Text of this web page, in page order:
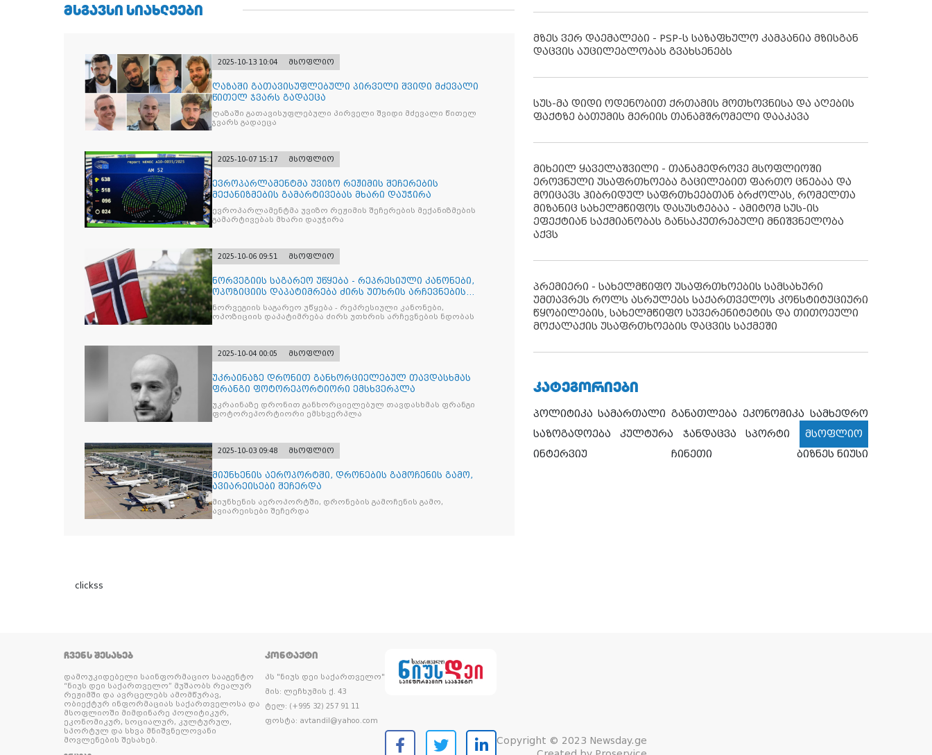
ᲛᲡᲒᲐᲕᲡᲘ ᲡᲘᲐᲮᲚᲔᲔᲑᲘ
2025-10-13 10:04 მსოფლიო
ღაზაში გათავისუფლებული პირველი შვიდი მძევალი
წითელ ჯვარს გადაეცა
ღაზაში გათავისუფლებული პირველი შვიდი მძევალი წითელ
ჯვარს გადაეცა
2025-10-07 15:17 მსოფლიო
ევროპარლამენტმა უვიზო რეჟიმის შეჩერების
მექანიზმების გამარტივებას მხარი დაუჭირა
ევროპარლამენტმა უვიზო რეჟიმის შეჩერების მექანიზმების
გამარტივებას მხარი დაუჭირა
2025-10-06 09:51 მსოფლიო
ნორვეგიის საგარეო უწყება - რეპრესიული კანონები,
ოპოზიციის დაპატიმრება ძირს უთხრის არჩევნების
ნდობას
ნორვეგიის საგარეო უწყება - რეპრესიული კანონები,
ოპოზიციის დაპატიმრება ძირს უთხრის არჩევნების ნდობას
2025-10-04 00:05 მსოფლიო
უკრაინაზე დრონით განხორციელებულ თავდასხმას
ფრანგი ფოტორეპორტიორი ემსხვერპლა
უკრაინაზე დრონით განხორციელებულ თავდასხმას ფრანგი
ფოტორეპორტიორი ემსხვერპლა
2025-10-03 09:48 მსოფლიო
მიუნხენის აეროპორტში, დრონების გამოჩენის გამო,
ავიარეისები შეჩერდა
მიუნხენის აეროპორტში, დრონების გამოჩენის გამო,
ავიარეისები შეჩერდა
clickss
მზეს ვერ დაემალები - PSP-ს საზაფხულო კამპანია მზისგან
დაცვის აუცილებლობას გვახსენებს
სუს-მა დიდი ოდენობით ქრთამის მოთხოვნისა და აღების
ფაქტზე ბათუმის მერიის თანამშრომელი დააკავა
მიხეილ ყაველაშვილი - თანამედროვე მსოფლიოში
ეროვნული უსაფრთხოება გაცილებით ფართო ცნებაა და
მოიცავს ჰიბრიდულ საფრთხეებთან ბრძოლას, რომელთა
მიზანიც სახელმწიფოს დასუსტებაა - ამიტომ სუს-ის
ეფექტიან საქმიანობას განსაკუთრებული მნიშვნელობა
აქვს
პრემიერი - სახელმწიფო უსაფრთხოების სამსახური
უმთავრეს როლს ასრულებს საქართველოს კონსტიტუციური
წყობილების, სახელმწიფო სუვერენიტეტის და თითოეული
მოქალაქის უსაფრთხოების დაცვის საქმეში
ᲙᲐᲢᲔᲒᲝᲠᲘᲔᲑᲘ
პოლიტიკა სამართალი განათლება ეკონომიკა სამხედრო
საზოგადოება
კულტურა ჯანდაცვა სპორტი
მსოფლიო
ინტერვიუ
ჩინეთი ბიზნეს ნიუსი
ᲩᲕᲔᲜᲡ ᲨᲔᲡᲐᲮᲔᲑ
დამოუკიდებელი საინფორმაციო სააგენტო
“ნიუს დეი საქართველო” მუშაობს რეალურ
რეჟიმში და ავრცელებს ამომწურავ,
ობიექტურ ინფორმაციას საქართველოსა და
მსოფლიოში მიმდინარე პოლიტიკურ,
ეკონომიკურ, სოციალურ, კულტურულ,
სპორტულ და სხვა მნიშვნელოვანი
მოვლენების შესახებ.
ᲙᲝᲜᲢᲐᲥᲢᲘ
პს "ნიუს დეი საქართველო"
მის: ლეჩხუმის ქ. 43
ტელ: (+995 32) 257 91 11
ფოსტა: avtandil@yahoo.com
Copyright © 2023 Newsday.ge